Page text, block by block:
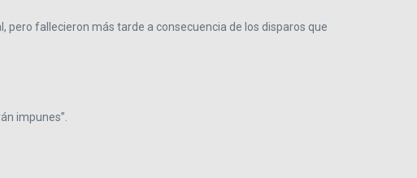
pero fallecieron más tarde a consecuencia de los disparos que
impunes”.